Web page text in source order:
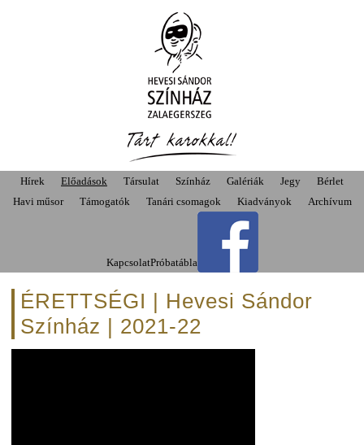
Hírek Előadások Társulat Színház Galériák Jegy
Bérlet
Havi műsor
Támogatók Tanári csomagok Kiadványok Archívum
KapcsolatPróbatábla
ÉRETTSÉGI | Hevesi Sándor
Színház | 2021-22